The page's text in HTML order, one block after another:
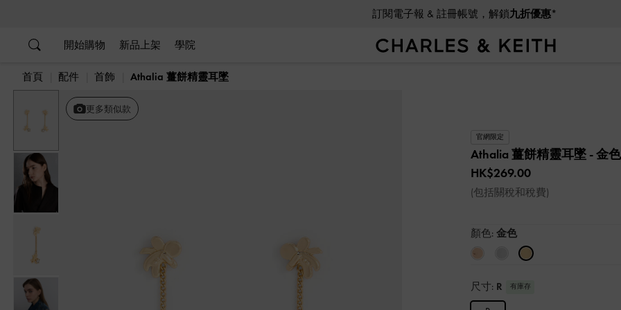
訂閱電子報 & 註冊帳號，解鎖九折優惠*
開始購物 新品上架 學院
首頁 配件 首飾 Athalia 薑餅精靈耳墜
更多類似款
官網限定
Athalia 薑餅精靈耳墜 - 金色
HK$269.00
(包括關稅和稅費)
顏色: 金色
尺寸: R 有庫存